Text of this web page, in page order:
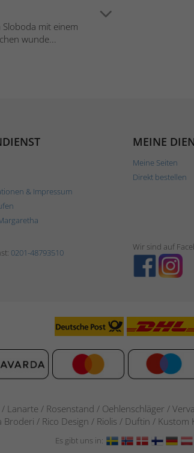
Sloboda mit einem
wunde...
& Impressum
MEINE
Meine Seiten
Direkt bestellen
0201-48793510
Wir sind auf
Lanarte / Rosenstand / Oehlenschläger /
Broderi / Rico Design / Riolis / Duftin /
Es gibt uns in: